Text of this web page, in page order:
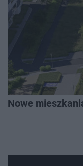
Nowe